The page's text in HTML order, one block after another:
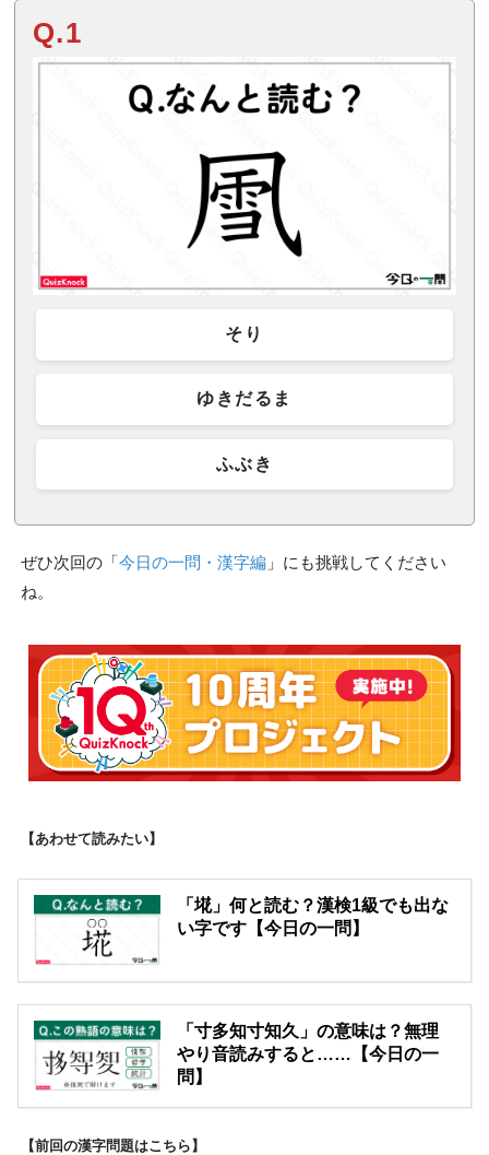
Q.1
そり
ゆきだるま
ふぶき
ぜひ次回の「今日の一問・漢字編」にも挑戦してください
ね。
【あわせて読みたい】
「埖」何と読む？漢検1級でも出な
い字です【今日の一問】
「寸多知寸知久」の意味は？無理
やり音読みすると……【今日の一
問】
【前回の漢字問題はこちら】